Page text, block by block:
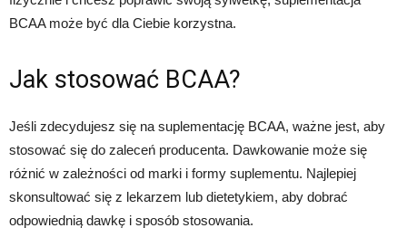
BCAA może być dla Ciebie korzystna.
Jak stosować BCAA?
Jeśli zdecydujesz się na suplementację BCAA, ważne jest, aby
stosować się do zaleceń producenta. Dawkowanie może się
różnić w zależności od marki i formy suplementu. Najlepiej
skonsultować się z lekarzem lub dietetykiem, aby dobrać
odpowiednią dawkę i sposób stosowania.